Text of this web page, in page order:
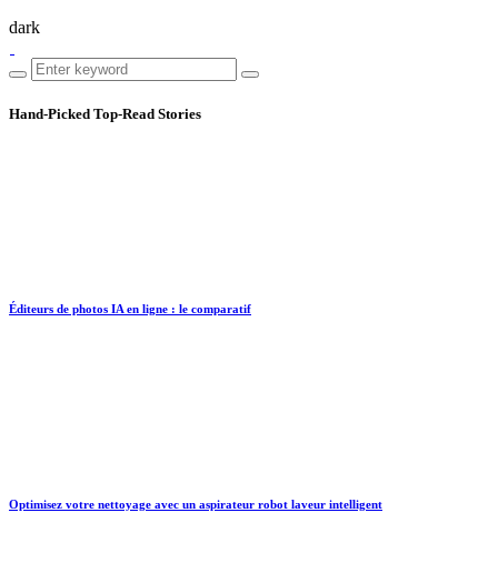
dark
Hand-Picked Top-Read Stories
Éditeurs de photos IA en ligne : le comparatif
Optimisez votre nettoyage avec un aspirateur robot laveur intelligent